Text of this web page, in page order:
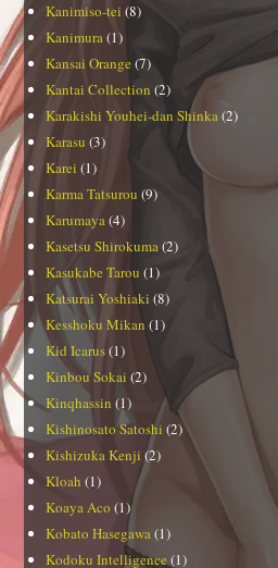
Kanimiso-tei (8)
Kanimura(1)
Kansai Orange (7)
Kantai Collection (2)
Karakishi Youhei-dan Shinka(2)
Karasu (3)
Karei (1)
Karma Tatsurou (9)
Karumaya(4)
Kasetsu Shirokuma(2)
Kasukabe Tarou (1)
Katsurai Yoshiaki (8)
Kesshoku Mikan (1)
Kid Icarus(1)
Kinbou Sokai (2)
Kinqhassin (1)
Kishinosato Satoshi (2)
Kishizuka Kenji (2)
Kloah (1)
Koaya Aco (1)
Kobato Hasegawa(1)
Kodoku Intelligence(1)